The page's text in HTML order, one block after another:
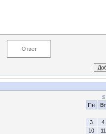
«
Пн
Вт
3
4
10
11